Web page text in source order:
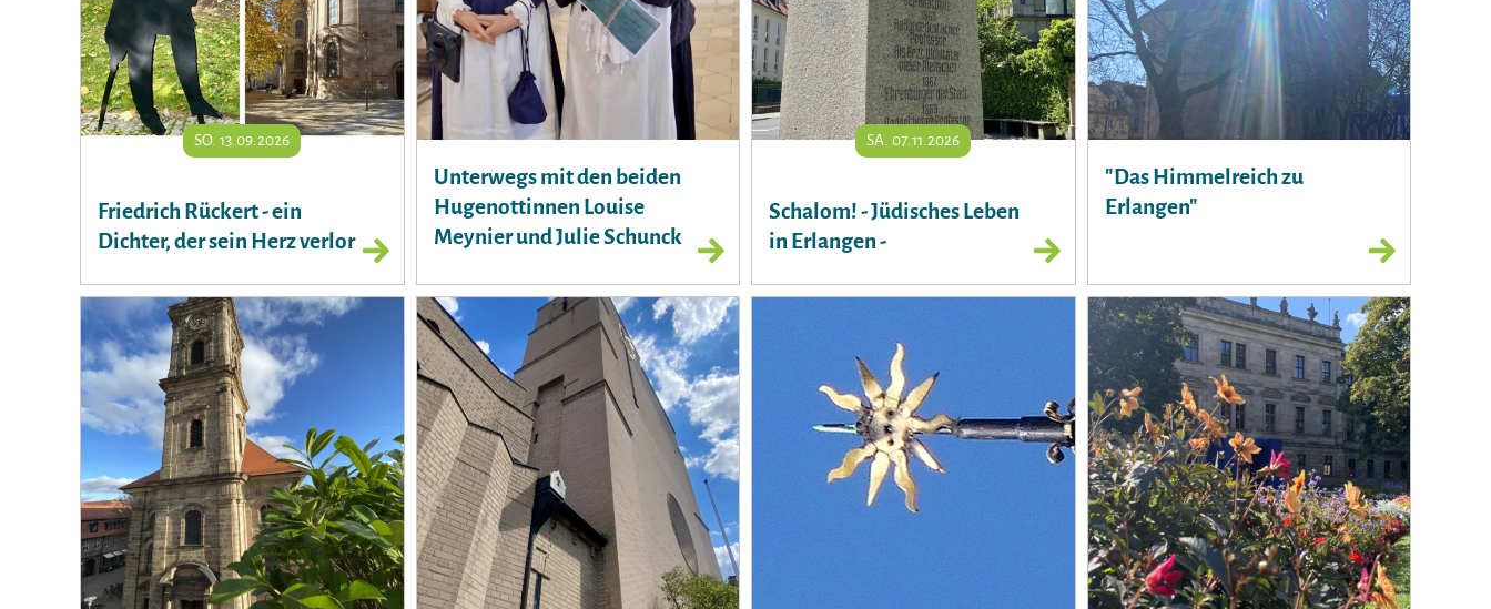
SO. 13.09.2026
Friedrich Rückert - ein
Dichter, der sein Herz verlor
Unterwegs mit den beiden
Hugenottinnen Louise
Meynier und Julie Schunck
SA. 07.11.2026
Schalom! - Jüdisches Leben
in Erlangen -
"Das Himmelreich zu
Erlangen"